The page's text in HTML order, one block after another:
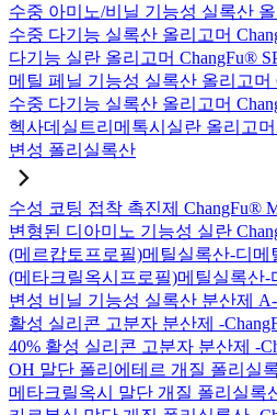
수중 아미노/비닐 기능성 실록산
수중 다기능 실록산 올리고머
다기능 실란 올리고머 ChangFu®
메틸 페닐 기능성 실록산 올리고머
수중 다기능 실록산 올리고머
헥사데실트리메톡시실란 올리고머
변성 폴리실록산
수성 코팅 접착 촉진제 ChangFu®
변형된 디아미노 기능성 실란
(메르캅토프로필)메틸실록산-디메
(메타크릴옥시프로필)메틸실록산
변성 비닐 기능성 실록산 분산제
활성 실리콘 고분자 분산제 -
40% 활성 실리콘 고분자 분산제 -
OH 말단 폴리에테르 개질 폴리실
메타크릴옥시 말단 개질 폴리실록